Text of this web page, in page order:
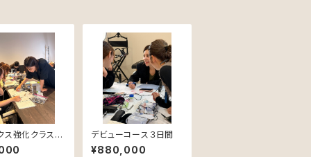
ス強化クラス
ス【8名限定】
デビューコース３日間
¥880,000